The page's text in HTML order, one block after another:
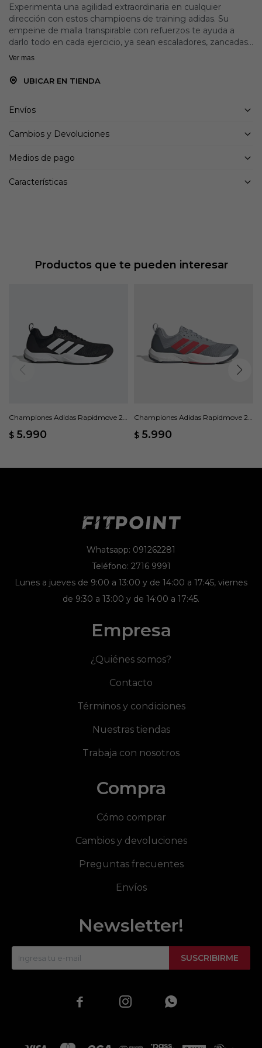
Experimenta una agilidad extraordinaria en cualquier
dirección con estos champioens de training adidas. Su
empeine de malla transpirable con refuerzos te ayuda a
darlo todo en cada ejercicio, ya sean escaladores, zancadas
o saltos con cuerda. La mediasuela con amortiguación
respuesta en cada movimiento. Incorpora un sistema de
Utilizando materiales reciclados, reducimos los residuos,
generan los productos que fabricamos.
Ver mas
UBICAR EN TIENDA
Envíos
Cambios y Devoluciones
Medios de pago
Características
Productos que te pueden interesar
Championes Adidas Rapidmove 2 -
$ 5.990
Championes Adidas Rapidmove 2 -
$ 5.990
Whatsapp: 091262281
Teléfono: 2716 9991
Lunes a jueves de 9:00 a 13:00 y de 14:00 a 17:45, viernes
de 9:30 a 13:00 y de 14:00 a 17:45.
Empresa
¿Quiénes somos?
Contacto
Términos y condiciones
Nuestras tiendas
Trabaja con nosotros
Compra
Cómo comprar
Cambios y devoluciones
Preguntas frecuentes
Envíos
Newsletter!
SUSCRIBIRME
  